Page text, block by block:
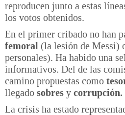
reproducen junto a estas
los votos obtenidos.
En el primer cribado no han
femoral (la lesión de Messi)
personales). Ha habido una
informativos. Del de las
camino propuestas como
llegado sobres y corrupción.
La crisis ha estado